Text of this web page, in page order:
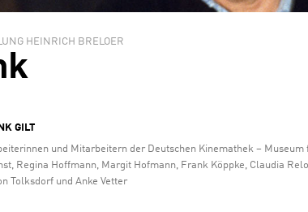
HEINRICH BRELOER
GILT
und Mitarbeitern der Deutschen Kinemathek – Museum
Regina Hoffmann, Margit Hofmann, Frank Köppke, Claudia
Tolksdorf und Anke Vetter